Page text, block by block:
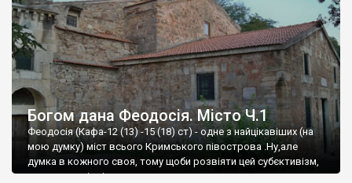
Богом дана Феодосія. Місто Ч.1
Феодосія (Кафа-12 (13) -15 (18) ст) - одне з найцікавіших (на
мою думку) міст всього Кримського півострова .Ну,але
думка в кожного своя, тому щоби розвіяти цей субєктивізм,
запрошую відвідати це